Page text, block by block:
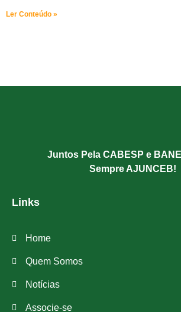
Ler Conteúdo »
Juntos Pela CABESP e
Sempre AJUNCEB!
Links
Home
Quem Somos
Notícias
Associe-se